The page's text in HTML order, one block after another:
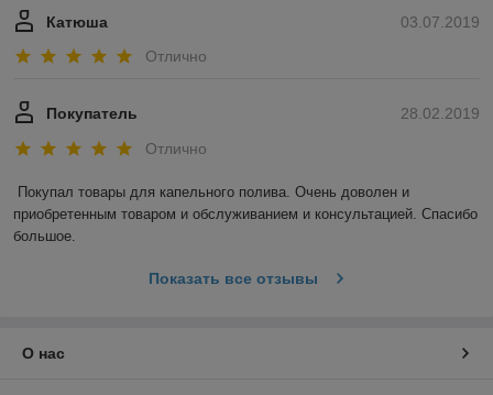
03.07.2019
Катюша
Отлично
28.02.2019
Покупатель
Отлично
Покупал товары для капельного полива. Очень доволен и
приобретенным товаром и обслуживанием и консультацией. Спасибо
большое.
Показать все отзывы
О нас